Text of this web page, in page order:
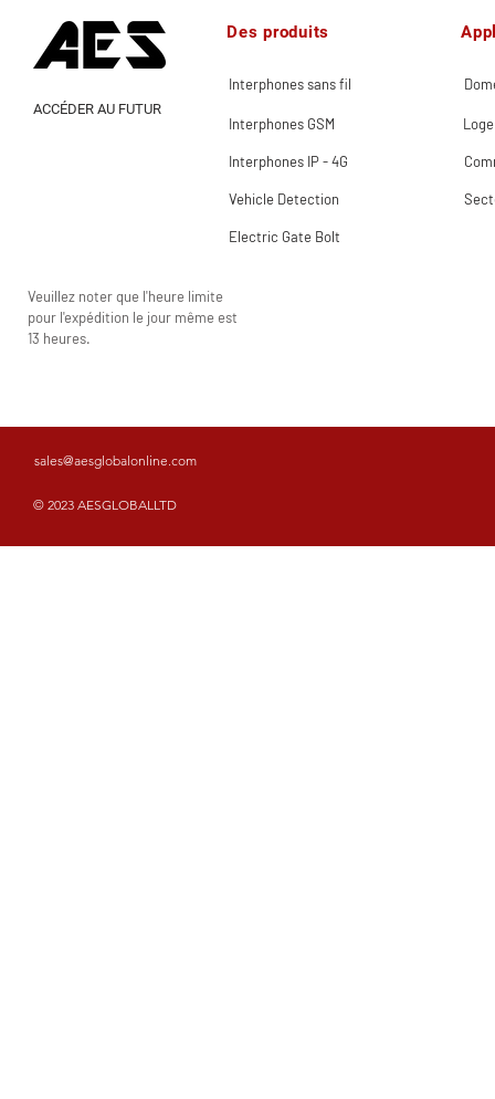
Des produits
Interphones sans fil
ACCÉDER AU FUTUR
Interphones GSM
Interphones IP - 4G
Vehicle Detection
Electric Gate Bolt
Veuillez noter que l'heure limite
pour l'expédition le jour même est
13 heures.
sales@aesglobalonline.com
© 2023 AESGLOBALLTD